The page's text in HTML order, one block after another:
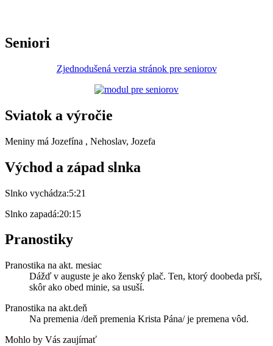
Seniori
Zjednodušená verzia stránok pre seniorov
Sviatok a výročie
Meniny má Jozefína , Nehoslav, Jozefa
Východ a západ slnka
Slnko vychádza:5:21
Slnko zapadá:20:15
Pranostiky
Pranostika na akt. mesiac
Dážď v auguste je ako ženský plač. Ten, ktorý doobeda prší,
skôr ako obed minie, sa usuší.
Pranostika na akt.deň
Na premenia /deň premenia Krista Pána/ je premena vôd.
Mohlo by Vás zaujímať